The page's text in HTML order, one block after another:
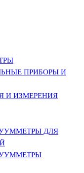
ПРИБОРЫ И
И ИЗМЕРЕНИЯ
ДЛЯ